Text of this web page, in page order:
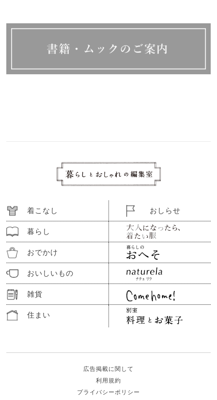
着こなし
暮らし
おでかけ
おいしいもの
雑貨
住まい
おしらせ
広告掲載に関して
利用規約
プライバシーポリシー